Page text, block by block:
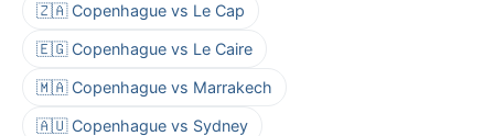
🇿🇦 Copenhague vs Le Cap
🇪🇬 Copenhague vs Le Caire
🇲🇦 Copenhague vs Marrakech
🇦🇺 Copenhague vs Sydney